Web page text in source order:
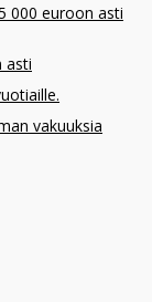
000 euroon asti
asti
vakuuksia